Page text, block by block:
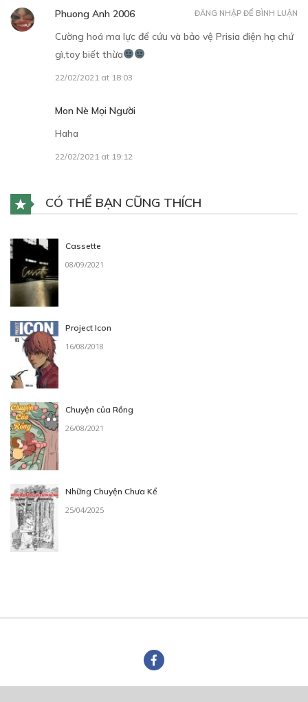
Phuong Anh 2006
Cường hoá ma lực để cứu và bảo vệ Prisia điện hạ chứ
gì,toy biết thừa
22/02/2021 at 18:03
ĐĂNG NHẬP ĐỂ BÌNH LUẬN
Mon Nè Mọi Người
Haha
22/02/2021 at 19:12
CÓ THỂ BẠN CŨNG THÍCH
Cassette
08/09/2021
Project Icon
16/08/2018
Chuyện của Rồng
26/08/2021
Những Chuyện Chưa Kể
25/04/2025